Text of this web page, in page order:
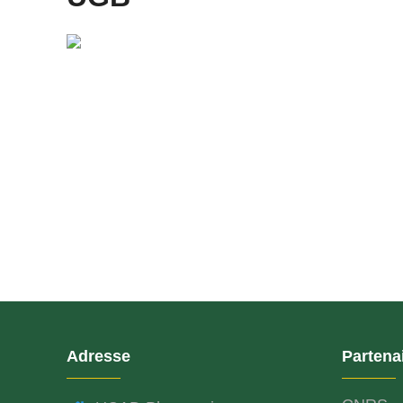
Adresse